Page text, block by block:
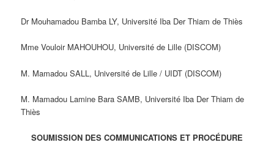
Dr Mouhamadou Bamba LY, Université Iba Der Thiam de Thiès
Mme Vouloir MAHOUHOU, Université de Lille (DISCOM)
M. Mamadou SALL, Université de Lille / UIDT (DISCOM)
M. Mamadou Lamine Bara SAMB, Université Iba Der Thiam de
Thiès
SOUMISSION DES COMMUNICATIONS ET PROCÉDURE